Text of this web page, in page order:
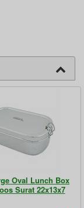
Oval Lunch Box
Surat 22x13x7